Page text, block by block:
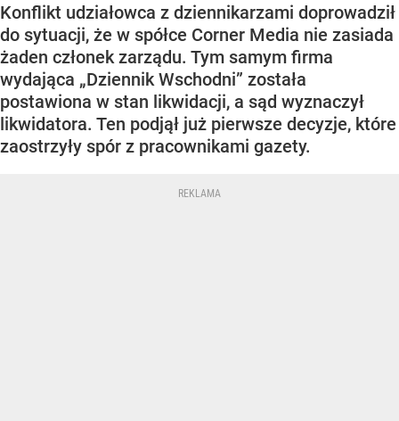
Konflikt udziałowca z dziennikarzami doprowadził
do sytuacji, że w spółce Corner Media nie zasiada
żaden członek zarządu. Tym samym firma
wydająca „Dziennik Wschodni” została
postawiona w stan likwidacji, a sąd wyznaczył
likwidatora. Ten podjął już pierwsze decyzje, które
zaostrzyły spór z pracownikami gazety.